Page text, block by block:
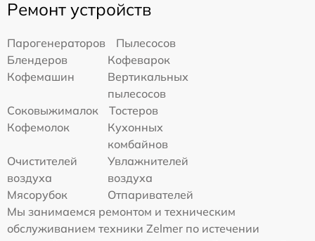
Ремонт устройств
Парогенераторов
Пылесосов
Блендеров
Кофеварок
Кофемашин
Вертикальных
пылесосов
Соковыжималок
Тостеров
Кофемолок
Кухонных
комбайнов
Очистителей
воздуха
Увлажнителей
воздуха
Мясорубок
Отпаривателей
Мы занимаемся ремонтом и техническим
обслуживанием техники Zelmer по истечении